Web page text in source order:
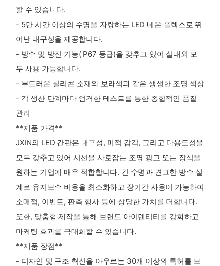
할 수 있습니다.
- 5만 시간 이상의 수명을 자랑하는 LED 네온 플렉스로 뛰
어난 내구성을 제공합니다.
- 방수 및 방진 기능(IP67 등급)을 갖추고 있어 실내외 모
두 사용 가능합니다.
- 부드러운 실리콘 소재와 보라색과 같은 생생한 조명 색상
- 각 생산 단계마다 엄격한 테스트를 통한 종합적인 품질
관리
**제품 가격**
JXIN의 LED 간판은 내구성, 미적 감각, 그리고 다용도성을
모두 갖추고 있어 시선을 사로잡는 조명 광고 또는 장식을
원하는 기업에 매우 적합합니다. 긴 수명과 견고한 방수 설
계로 유지보수 비용을 최소화하고 장기간 사용이 가능하여
소매점, 이벤트, 판촉 행사 등에 상당한 가치를 더합니다.
또한, 맞춤형 제작을 통해 브랜드 아이덴티티를 강화하고
마케팅 효과를 극대화할 수 있습니다.
**제품 장점**
- 디자인 및 구조 혁신을 아우르는 30개 이상의 특허를 보